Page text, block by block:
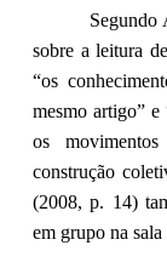
Segundo
sobre a leitura
“os
mesmo artigo”
os
construção
(2008, p. 14)
em grupo na